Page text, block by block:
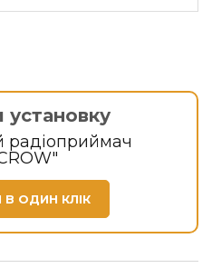
установку
радіоприймач
ОДИН КЛІК